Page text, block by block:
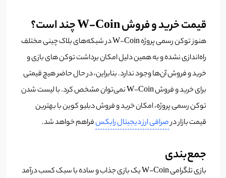
قیمت خرید و فروش W-Coin چند است؟
هنوز توکن رسمی پروژه W-Coin در شبکه‌های بلاک چینی مختلف
راه‌اندازی نشده و به همین دلیل امکان برداشت توکن های بازی و
خرید و فروش آن‌ها وجود ندارد. بنابراین، در حال حاضر هیچ قیمتی
برای خرید و فروش W-Coin نمی‌توان مشخص کرد. با لیست شدن
توکن رسمی پروژه، امکان خرید و فروش دبلیو کوین با بهترین
قیمت بازار درصرافی ارز دیجیتال رابکسفراهم خواهد شد.
جمع‌بندی
بازی تلگرامی W-Coin یک بازی جذاب و ساده با سبک کسب درآمد